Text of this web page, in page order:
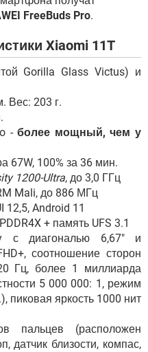
FreeBuds Pro.
Xiaomi 11T
Gorilla Glass Victus) и
Вес: 203 г.
-более мощный, чем у
67W, 100% за 36 мин.
1200-Ultra, до 3,0 ГГц
Mali, до 886 МГц
12,5, Android 11
+ память UFS 3.1
с диагональю 6,67" и
соотношение сторон
Гц, более 1 миллиарда
5 000 000: 1, режим
пиковая яркость 1000 нит
пальцев (расположен
датчик близости, компас,